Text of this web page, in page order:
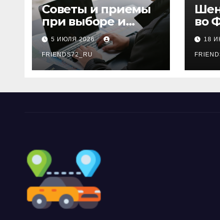
Советы и приемы
при выборе и
бронировании
авиабилетов
5 ИЮЛЯ 2026
FRIENDS72_RU
во
18